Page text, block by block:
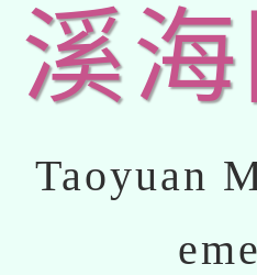
溪
Taoyuan